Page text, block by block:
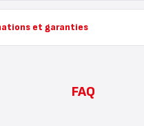
et garanties
FAQ